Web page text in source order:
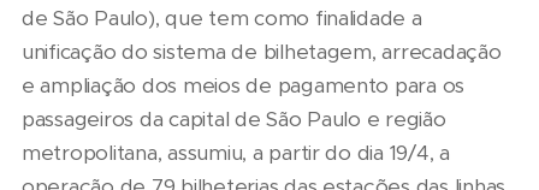
de São Paulo), que tem como finalidade a
unificação do sistema de bilhetagem, arrecadação
e ampliação dos meios de pagamento para os
passageiros da capital de São Paulo e região
metropolitana, assumiu, a partir do dia 19/4, a